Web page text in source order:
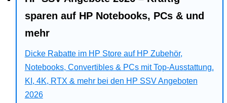
Business
Angebote
Bitdefender
sparen auf HP Notebooks, PCs & und
mehr
Dicke Rabatte im HP Store auf HP Zubehör,
Notebooks, Convertibles & PCs mit Top-Ausstattung.
KI, 4K, RTX & mehr bei den HP SSV Angeboten
2026